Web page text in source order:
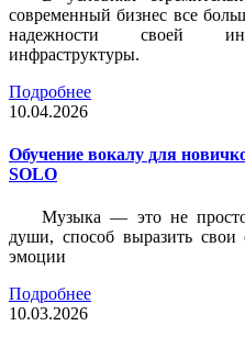
современный бизнес все
надежности своей
инфраструктуры.
Подробнее
10.04.2026
Обучение вокалу для
SOLO
Музыка — это не просто
души, способ выразить свои
эмоции
Подробнее
10.03.2026